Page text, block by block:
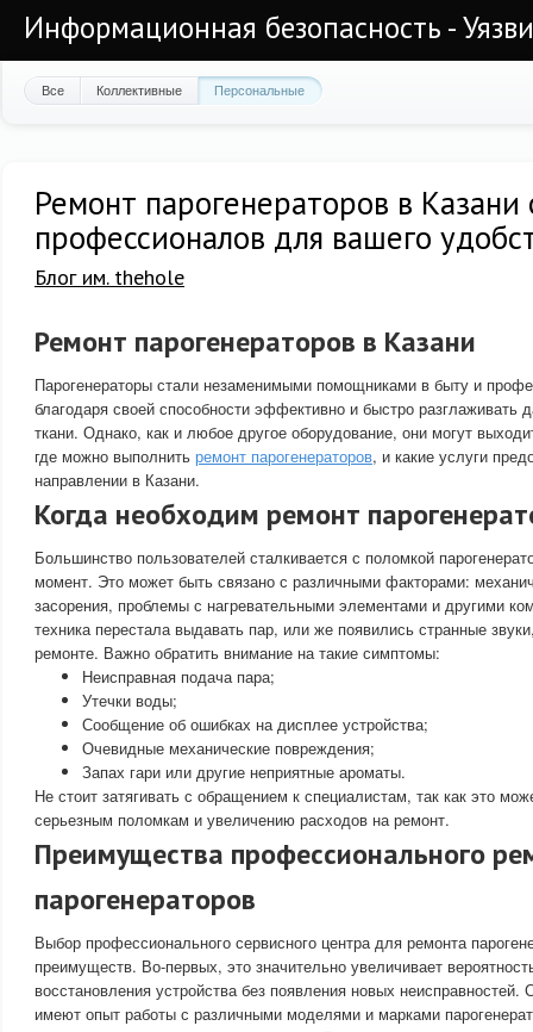
Информационная безопасность -
Все Коллективные Персональные
Ремонт парогенераторов в Казани
профессионалов для вашего
Блог им. thehole
Ремонт парогенераторов в Казани
Парогенераторы стали незаменимыми помощниками в быту и
благодаря своей способности эффективно и быстро разглаживать
ткани. Однако, как и любое другое оборудование, они могут
где можно выполнить ремонт парогенераторов, и какие услуги
направлении в Казани.
Когда необходим ремонт
Большинство пользователей сталкивается с поломкой
момент. Это может быть связано с различными факторами:
засорения, проблемы с нагревательными элементами и другими
техника перестала выдавать пар, или же появились странные
ремонте. Важно обратить внимание на такие симптомы:
Неисправная подача пара;
Утечки воды;
Сообщение об ошибках на дисплее устройства;
Очевидные механические повреждения;
Запах гари или другие неприятные ароматы.
Не стоит затягивать с обращением к специалистам, так как это
серьезным поломкам и увеличению расходов на ремонт.
Преимущества профессионального
парогенераторов
Выбор профессионального сервисного центра для ремонта
преимуществ. Во-первых, это значительно увеличивает
восстановления устройства без появления новых неисправностей.
имеют опыт работы с различными моделями и марками